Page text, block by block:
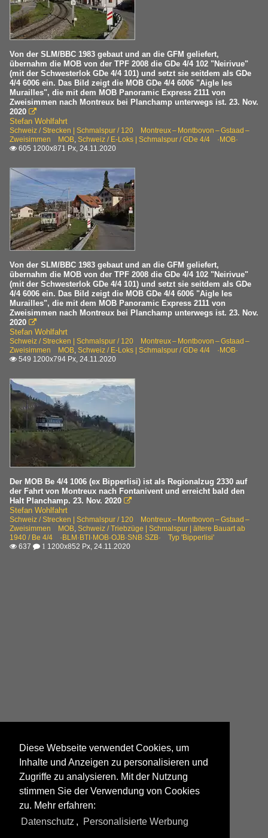
Von der SLM/BBC 1983 gebaut und an die GFM geliefert,
übernahm die MOB von der TPF 2008 die GDe 4/4 102 "Neirivue"
(mit der Schwesterlok GDe 4/4 101) und setzt sie seitdem als GDe
4/4 6006 ein. Das Bild zeigt die MOB GDe 4/4 6006 "Aigle les
Murailles", die mit dem MOB Panoramic Express 2111 von
Zweisimmen nach Montreux bei Planchamp unterwegs ist. 23. Nov.
2020 
Stefan Wohlfahrt
Schweiz / Strecken | Schmalspur / 120 Montreux – Montbovon – Gstaad –
Zweisimmen MOB, Schweiz / E-Loks | Schmalspur / GDe 4/4 ·MOB·
 605 1200x871 Px, 24.11.2020
Von der SLM/BBC 1983 gebaut und an die GFM geliefert,
übernahm die MOB von der TPF 2008 die GDe 4/4 102 "Neirivue"
(mit der Schwesterlok GDe 4/4 101) und setzt sie seitdem als GDe
4/4 6006 ein. Das Bild zeigt die MOB GDe 4/4 6006 "Aigle les
Murailles", die mit dem MOB Panoramic Express 2111 von
Zweisimmen nach Montreux bei Planchamp unterwegs ist. 23. Nov.
2020 
Stefan Wohlfahrt
Schweiz / Strecken | Schmalspur / 120 Montreux – Montbovon – Gstaad –
Zweisimmen MOB, Schweiz / E-Loks | Schmalspur / GDe 4/4 ·MOB·
 549 1200x794 Px, 24.11.2020
Der MOB Be 4/4 1006 (ex Bipperlisi) ist als Regionalzug 2330 auf
der Fahrt von Montreux nach Fontanivent und erreicht bald den
Halt Planchamp. 23. Nov. 2020 
Stefan Wohlfahrt
Schweiz / Strecken | Schmalspur / 120 Montreux – Montbovon – Gstaad –
Zweisimmen MOB, Schweiz / Triebzüge | Schmalspur | ältere Bauart ab
1940 / Be 4/4 ·BLM·BTI·MOB·OJB·SNB·SZB· Typ 'Bipperlisi'
 637  1 1200x852 Px, 24.11.2020
Diese Webseite verwendet Cookies, um
Inhalte und Anzeigen zu personalisieren und
Zugriffe zu analysieren. Mit der Nutzung
stimmen Sie der Verwendung von Cookies
zu. Mehr erfahren:
Datenschutz , Personalisierte Werbung